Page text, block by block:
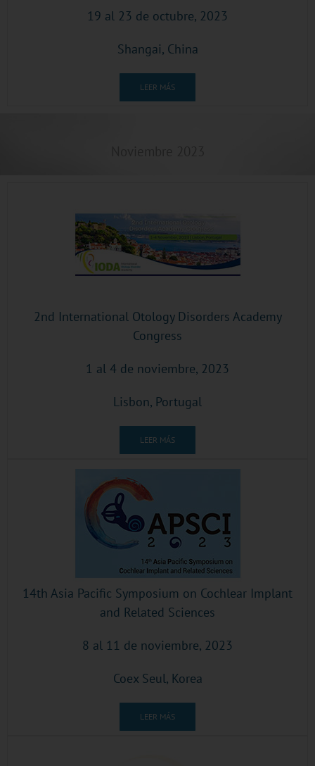
19 al 23 de octubre, 2023
Shangai, China
LEER MÁS
2nd International Otology Disorders Academy
Congress
1 al 4 de noviembre, 2023
Lisbon, Portugal
LEER MÁS
14th Asia Pacific Symposium on Cochlear Implant
and Related Sciences
8 al 11 de noviembre, 2023
Coex Seul, Korea
LEER MÁS